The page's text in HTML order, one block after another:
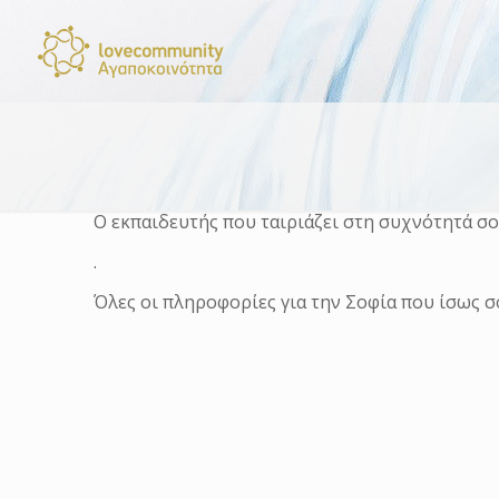
Ο εκπαιδευτής που ταιριάζει στη συχνότητά
.
Όλες οι πληροφορίες για την Σοφία που ίσως